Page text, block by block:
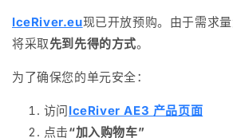
IceRiver.eu现已开放预购。由于需求
将采取先到先得的方式。
为了确保您的单元安全：
访问IceRiver AE3 产品页面
点击“加入购物车”